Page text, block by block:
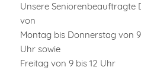
Unsere
von
Montag bis Donnerstag von 9
Uhr sowie
Freitag von 9 bis 12 Uhr